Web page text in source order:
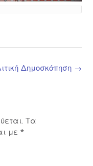
Δημοσκόπηση →
Τα
με *